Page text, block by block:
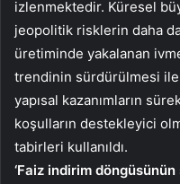
izlenmektedir. Küresel
jeopolitik risklerin daha
üretiminde yakalanan
trendinin sürdürülmesi ile
yapısal kazanımların
koşulların destekleyici
tabirleri kullanıldı.
‘Faiz indirim döngüsünün